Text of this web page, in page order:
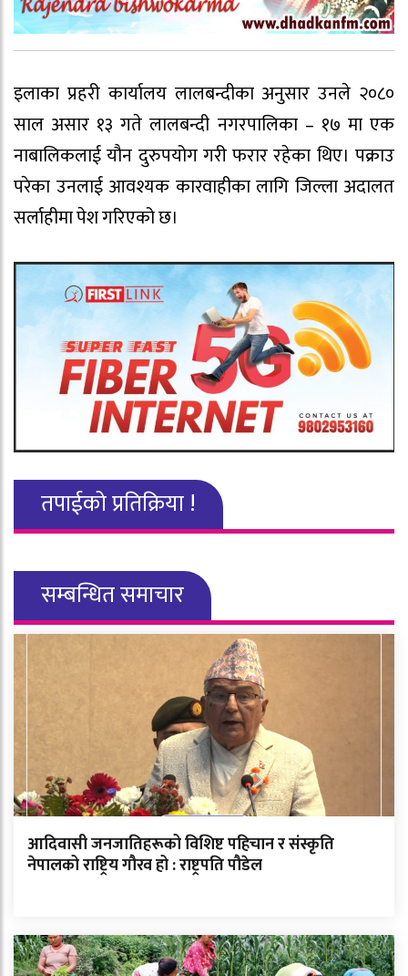
इलाका प्रहरी कार्यालय लालबन्दीका अनुसार उनले २०८०
साल असार १३ गते लालबन्दी नगरपालिका – १७ मा एक
नाबालिकलाई यौन दुरुपयोग गरी फरार रहेका थिए। पक्राउ
परेका उनलाई आवश्यक कारवाहीका लागि जिल्ला अदालत
सर्लाहीमा पेश गरिएको छ।
तपाईको प्रतिक्रिया !
सम्बन्धित समाचार
आदिवासी जनजातिहरूको विशिष्ट पहिचान र संस्कृति
नेपालको राष्ट्रिय गौरव हो : राष्ट्रपति पौडेल